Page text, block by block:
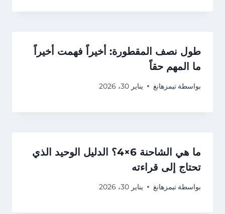
طول نصف المقطورة: أخيراً فهمت أخيراً
ما المهم حقاً
بواسطة تيمزهانغ يناير 30، 2026
ما هي الشاحنة 6×4؟ الدليل الوحيد الذي
تحتاج إلى قراءته
بواسطة تيمزهانغ يناير 30، 2026